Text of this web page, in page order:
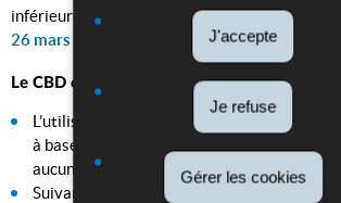
J'accepte
Je refuse
Gérer les cookies
inférieure à 1% sont permis selon le«
26 mars 1974 établissant la liste des
Le CBD comme produit à fumer :
L’utilisation de la plante de cannabis dans
à base de plantes n’est permise que si le
aucune trace de tabac et si le taux de THC
Suivant la
loi modifiée du 11 août 2006